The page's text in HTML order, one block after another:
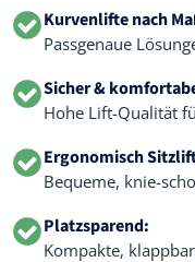
Kurvenlifte nach
Passgenaue
Sicher &
Hohe Lift-Qualität
Ergonomisch
Bequeme, knie-
Platzsparend:
Kompakte,